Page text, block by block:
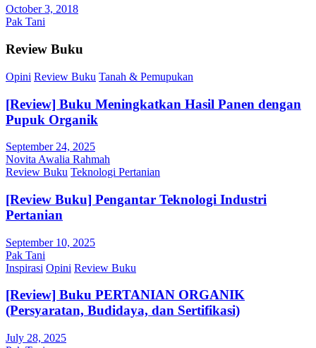
October 3, 2018
Pak Tani
Review Buku
Opini Review Buku Tanah & Pemupukan
[Review] Buku Meningkatkan Hasil Panen dengan
Pupuk Organik
September 24, 2025
Novita Awalia Rahmah
Review Buku Teknologi Pertanian
[Review Buku] Pengantar Teknologi Industri
Pertanian
September 10, 2025
Pak Tani
Inspirasi Opini Review Buku
[Review] Buku PERTANIAN ORGANIK
(Persyaratan, Budidaya, dan Sertifikasi)
July 28, 2025